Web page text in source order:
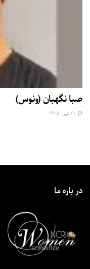
صبا نگهبان (ونوس)
در باره ما